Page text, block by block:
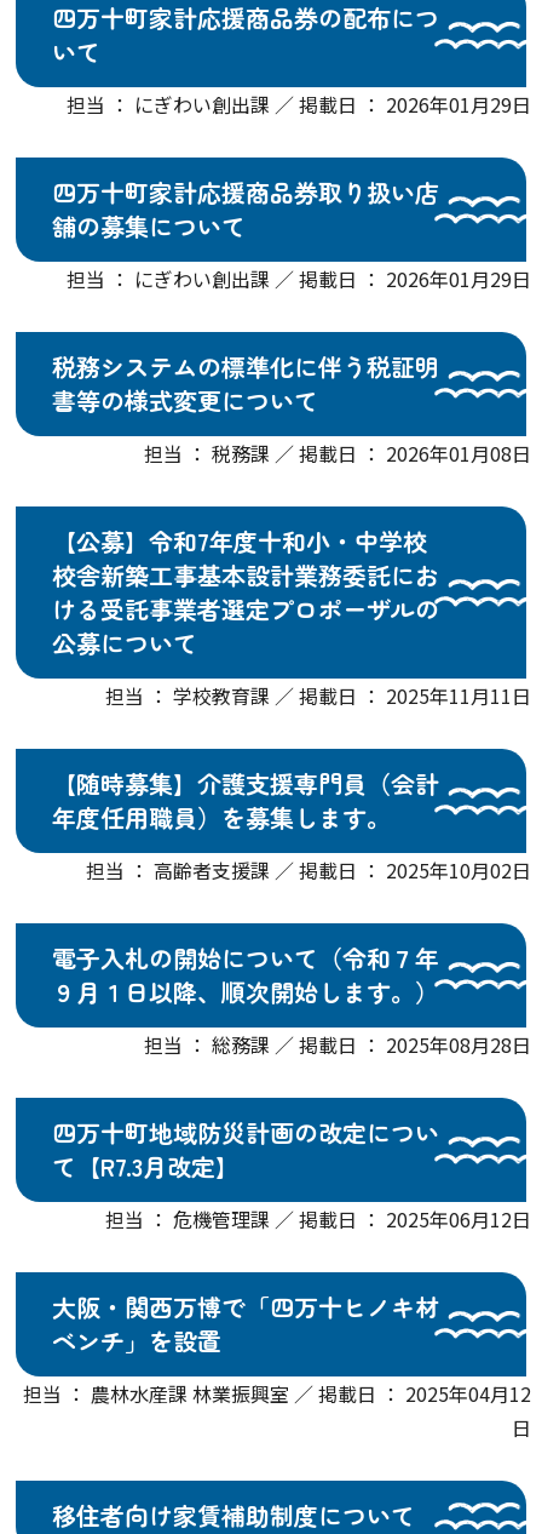
四万十町家計応援商品券の配布につ
いて
担当 ： にぎわい創出課 ／ 掲載日 ： 2026年01月29日
四万十町家計応援商品券取り扱い店
舗の募集について
担当 ： にぎわい創出課 ／ 掲載日 ： 2026年01月29日
税務システムの標準化に伴う税証明
書等の様式変更について
担当 ： 税務課 ／ 掲載日 ： 2026年01月08日
【公募】令和7年度十和小・中学校
校舎新築工事基本設計業務委託にお
ける受託事業者選定プロポーザルの
公募について
担当 ： 学校教育課 ／ 掲載日 ： 2025年11月11日
【随時募集】介護支援専門員（会計
年度任用職員）を募集します。
担当 ： 高齢者支援課 ／ 掲載日 ： 2025年10月02日
電子入札の開始について（令和７年
９月１日以降、順次開始します。）
担当 ： 総務課 ／ 掲載日 ： 2025年08月28日
四万十町地域防災計画の改定につい
て【R7.3月改定】
担当 ： 危機管理課 ／ 掲載日 ： 2025年06月12日
大阪・関西万博で「四万十ヒノキ材
ベンチ」を設置
担当 ： 農林水産課 林業振興室 ／ 掲載日 ： 2025年04月12
日
移住者向け家賃補助制度について